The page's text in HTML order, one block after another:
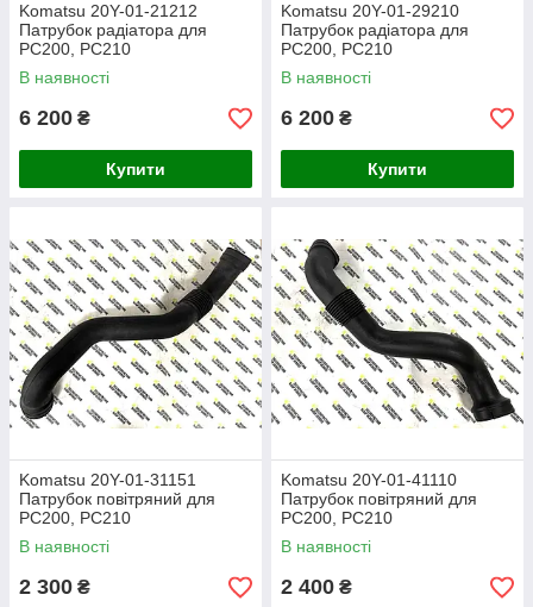
Komatsu 20Y-01-21212
Патрубок радіатора для
PC200, PC210
В наявності
6 200 ₴
Купити
Komatsu 20Y-01-29210
Патрубок радіатора для
PC200, PC210
В наявності
6 200 ₴
Купити
Komatsu 20Y-01-31151
Патрубок повітряний для
PC200, PC210
В наявності
2 300 ₴
Komatsu 20Y-01-41110
Патрубок повітряний для
PC200, PC210
В наявності
2 400 ₴